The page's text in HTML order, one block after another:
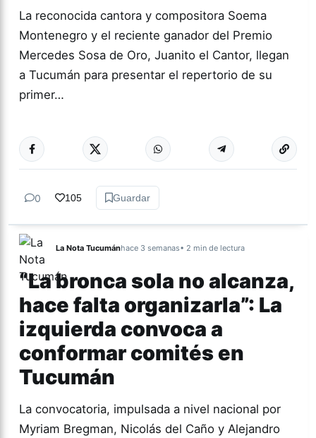
La reconocida cantora y compositora Soema
Montenegro y el reciente ganador del Premio
Mercedes Sosa de Oro, Juanito el Cantor, llegan
a Tucumán para presentar el repertorio de su
primer…
CULTURA Más
0 105 Guardar
La Nota Tucumánhace 3 semanas• 2 min de lectura
“La bronca sola no alcanza,
hace falta organizarla”: La
izquierda convoca a
conformar comités en
Tucumán
La convocatoria, impulsada a nivel nacional por
Myriam Bregman, Nicolás del Caño y Alejandro